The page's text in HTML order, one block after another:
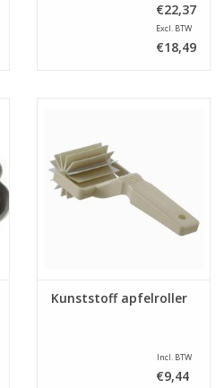
€22,37
Excl. BTW
€18,49
Kunststoff apfelroller
Incl. BTW
€9,44